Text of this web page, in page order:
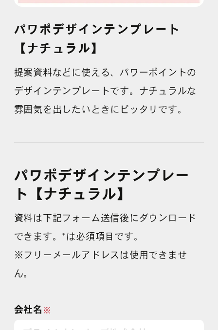
無料診断実施中
Webマーケティング用語集
パワポデザインテンプレート
【ナチュラル】
提案資料などに使える、パワーポイントの
デザインテンプレートです。ナチュラルな
雰囲気を出したいときにピッタリです。
パワポデザインテンプレー
ト【ナチュラル】
資料は下記フォーム送信後にダウンロード
できます。*は必須項目です。
※フリーメールアドレスは使用できませ
ん。
※
会社名